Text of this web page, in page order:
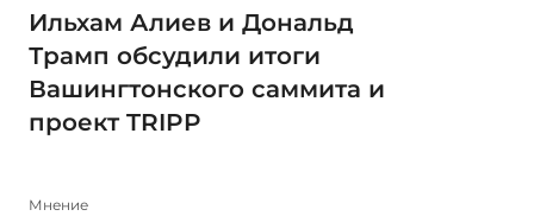
Ильхам Алиев и Дональд
Трамп обсудили итоги
Вашингтонского саммита и
проект TRIPP
Мнение